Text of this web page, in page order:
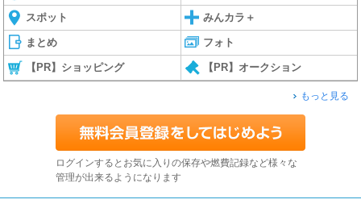
スポット みんカラ＋
まとめ フォト
【PR】ショッピング 【PR】オークション
もっと見る
ログインするとお気に入りの保存や燃費記録など様々な
管理が出来るようになります